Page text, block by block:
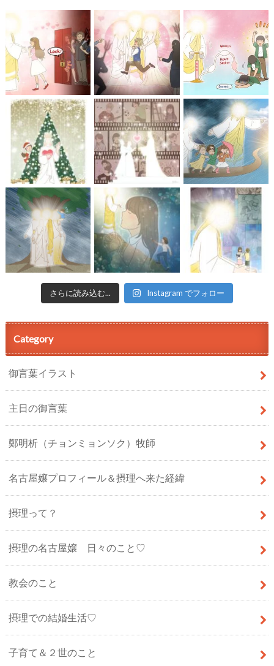
さらに読み込む... Instagram でフォロー
Category
御言葉イラスト
主日の御言葉
鄭明析（チョンミョンソク）牧師
名古屋嬢プロフィール＆摂理へ来た経緯
摂理って？
摂理の名古屋嬢 日々のこと♡
教会のこと
摂理での結婚生活♡
子育て＆２世のこと